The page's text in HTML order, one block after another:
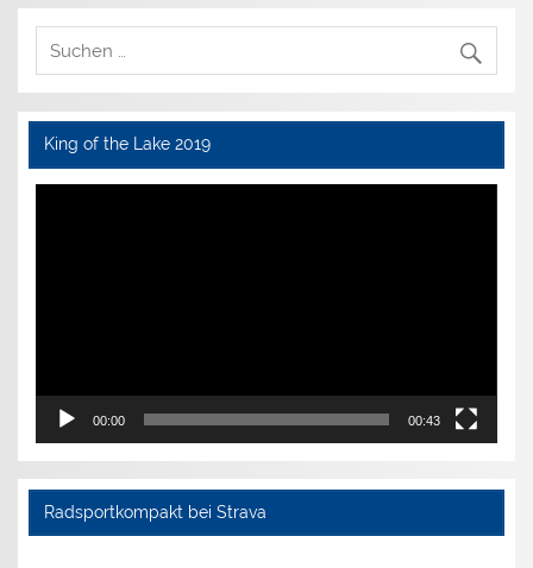
King of the Lake 2019
Video-
00:00 00:43
Radsportkompakt bei Strava